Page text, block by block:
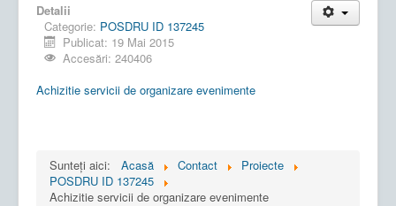
Detalii
Categorie: POSDRU ID 137245
Publicat: 19 Mai 2015
Accesări: 240406
Achizitie servicii de organizare evenimente
Sunteți aici: Acasă Contact
Proiecte
POSDRU ID 137245
Achizitie servicii de organizare evenimente